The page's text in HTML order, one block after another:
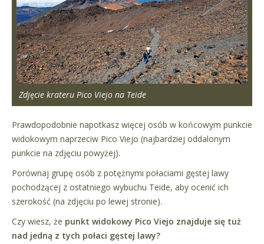
Zdjęcie krateru Pico Viejo na Teide
Prawdopodobnie napotkasz więcej osób w końcowym punkcie
widokowym naprzeciw Pico Viejo (najbardziej oddalonym
punkcie na zdjęciu powyżej).
Porównaj grupę osób z potężnymi połaciami gęstej lawy
pochodzącej z ostatniego wybuchu Teide, aby ocenić ich
szerokość (na zdjęciu po lewej stronie).
Czy wiesz, że punkt widokowy Pico Viejo znajduje się tuż
nad jedną z tych połaci gęstej lawy?